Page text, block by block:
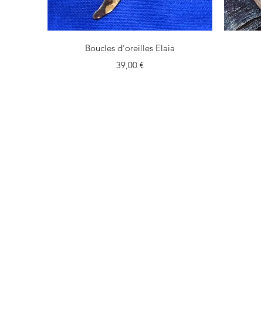
Aperçu rapide
Boucles d’oreilles Elaia
Prix
39,00 €